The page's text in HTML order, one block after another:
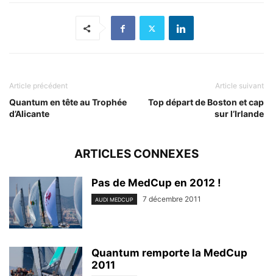
Article précédent
Quantum en tête au Trophée
d’Alicante
Article suivant
Top départ de Boston et cap
sur l’Irlande
ARTICLES CONNEXES
Pas de MedCup en 2012 !
AUDI MEDCUP 7 décembre 2011
Quantum remporte la MedCup
2011